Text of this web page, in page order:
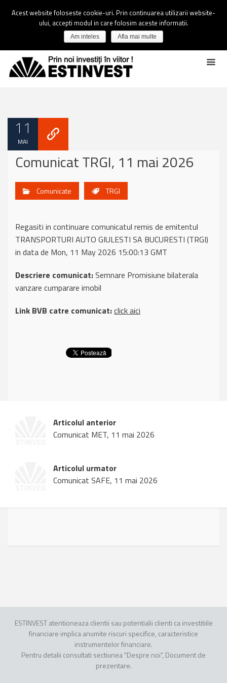
11
MAI
Comunicat TRGI, 11 mai 2026
Comunicate TRGI
Regasiti in continuare comunicatul remis de emitentul
TRANSPORTURI AUTO GIULESTI SA BUCURESTI (TRGI)
in data de Mon, 11 May 2026 15:00:13 GMT
Descriere comunicat:Semnare Promisiune bilaterala
vanzare cumparare imobil
Link BVB catre comunicat:click aici
Articolul anterior
Comunicat MET, 11 mai 2026
Articolul urmator
Comunicat SAFE, 11 mai 2026
ESTINVEST atentioneaza clientii sau potentialii clienti ca investitiile
financiare implica anumite riscuri specifice, caracteristice
instrumentelor financiare.
Pentru detalii consultati sectiunea "Despre noi", Document de
prezentare.
Acest website foloseste cookie-uri. Prin continuarea utilizarii website-
ului, accepti modul in care folosim aceste informatii.
Am inteles Afla mai multe